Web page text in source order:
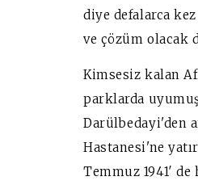
diye defalarca
ve çözüm olacak
Kimsesiz kalan
parklarda
Darülbedayi'den
Hastanesi'ne
Temmuz 1941′